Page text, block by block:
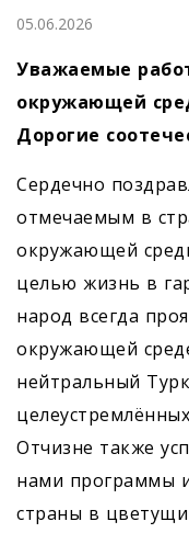
05.06.2026
Уважаемые
окружающей
Дорогие
Сердечно
отмечаемым в
окружающей
целью жизнь в
народ всегда
окружающей
нейтральный
Отчизне также
нами программы
страны в